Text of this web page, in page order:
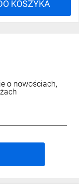
KOSZYKA
o nowościach,